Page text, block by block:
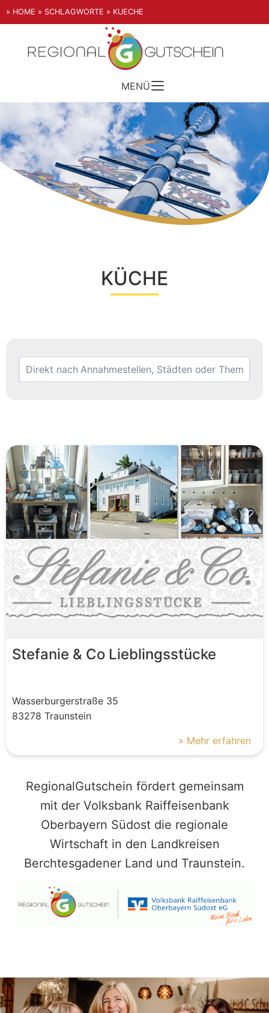
» HOME » SCHLAGWORTE » KUECHE
MENÜ
KÜCHE
Stefanie & Co Lieblingsstücke
Wasserburgerstraße 35
83278 Traunstein
» Mehr erfahren
RegionalGutschein fördert gemeinsam
mit der Volksbank Raiffeisenbank
Oberbayern Südost die regionale
Wirtschaft in den Landkreisen
Berchtesgadener Land und Traunstein.